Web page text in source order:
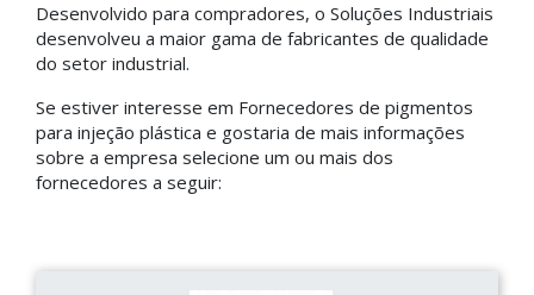
Desenvolvido para compradores, o Soluções Industriais
desenvolveu a maior gama de fabricantes de qualidade
do setor industrial.
Se estiver interesse em Fornecedores de pigmentos
para injeção plástica e gostaria de mais informações
sobre a empresa selecione um ou mais dos
fornecedores a seguir: